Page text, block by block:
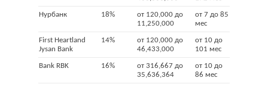
Нурбанк 18%
от 120,000 до
11,250,000
от 7 до 85
мес
First Heartland
Jysan Bank
14%
от 120,000 до
46,433,000
от 10 до
101 мес
Bank RBK 16%
от 316,667 до
35,636,364
от 10 до
86 мес